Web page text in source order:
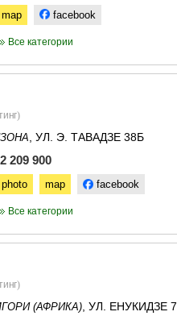
map facebook
Все категории
)
, УЛ. Э. ТАВАДЗЕ 38Б
209 900
photo map facebook
Все категории
)
(АФРИКА), УЛ. ЕНУКИДЗЕ 7